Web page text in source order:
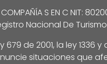
COMPAÑÍA S EN C NIT:
Nacional De
de 2001, la ley 1336
situaciones que